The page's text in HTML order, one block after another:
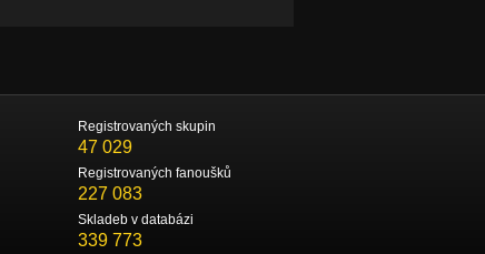
Registrovaných skupin
47 029
Registrovaných fanoušků
227 083
Skladeb v databázi
339 773